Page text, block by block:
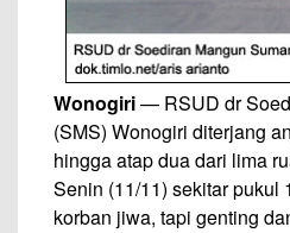
Wonogiri— RSUD dr
(SMS) Wonogiri diterjang
hingga atap dua dari lima
Senin (11/11) sekitar pukul
korban jiwa, tapi genting